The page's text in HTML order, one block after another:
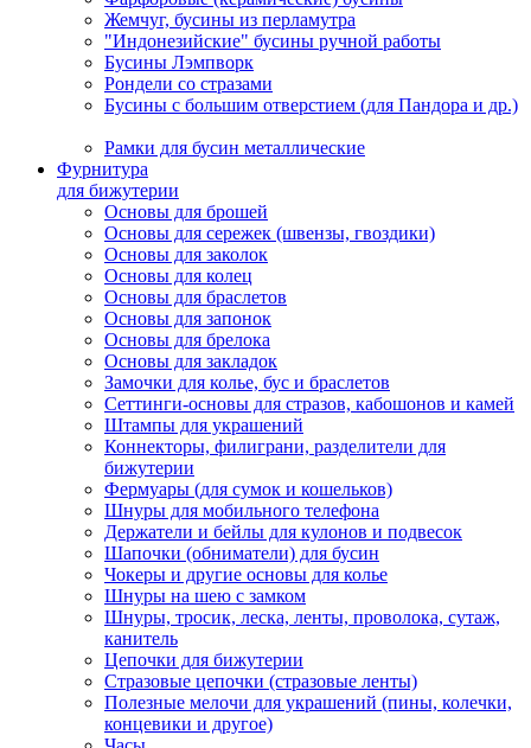
Жемчуг, бусины из перламутра
"Индонезийские" бусины ручной работы
Бусины Лэмпворк
Рондели со стразами
Бусины с большим отверстием (для Пандора и др.)
Рамки для бусин металлические
Фурнитура
для бижутерии
Основы для брошей
Основы для сережек (швензы, гвоздики)
Основы для заколок
Основы для колец
Основы для браслетов
Основы для запонок
Основы для брелока
Основы для закладок
Замочки для колье, бус и браслетов
Сеттинги-основы для стразов, кабошонов и камей
Штампы для украшений
Коннекторы, филиграни, разделители для
бижутерии
Фермуары (для сумок и кошельков)
Шнуры для мобильного телефона
Держатели и бейлы для кулонов и подвесок
Шапочки (обниматели) для бусин
Чокеры и другие основы для колье
Шнуры на шею с замком
Шнуры, тросик, леска, ленты, проволока, сутаж,
канитель
Цепочки для бижутерии
Стразовые цепочки (стразовые ленты)
Полезные мелочи для украшений (пины, колечки,
концевики и другое)